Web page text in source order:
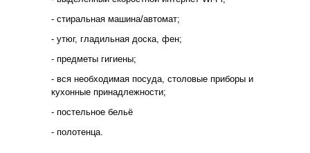
- стиральная машина/автомат;
- утюг, гладильная доска, фен;
- предметы гигиены;
- вся необходимая посуда, столовые приборы и
кухонные принадлежности;
- постельное бельё
- полотенца.